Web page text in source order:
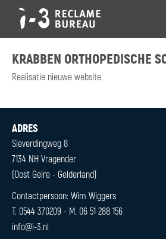
WAT WE DOEN
WEBDESIGN & ONLINE MARKETING
ZOEKMACHINEOPTIMALISATIE (SEO)
PROJECTEN
WEBDESIGN
GRAFISCHE VORMGEVING
MARKETING & COMMUNICATIE
LOGO ONTWERP
SEARCH ENGINE OPTIMIZATION
MARKETING &
SEARCH ENGINE
AFFICHES
KRABBEN ORTHOPEDISCHE
Realisatie nieuwe website.
Sieverdingweg 8
7134 NH Vragender
(Oost Gelre - Gelderland)
Contactpersoon: Wim Wiggers
T. 0544 370209 - M. 06 51 288 156
info@i-3.nl